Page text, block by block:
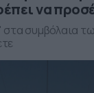
να
στα συμβόλαια